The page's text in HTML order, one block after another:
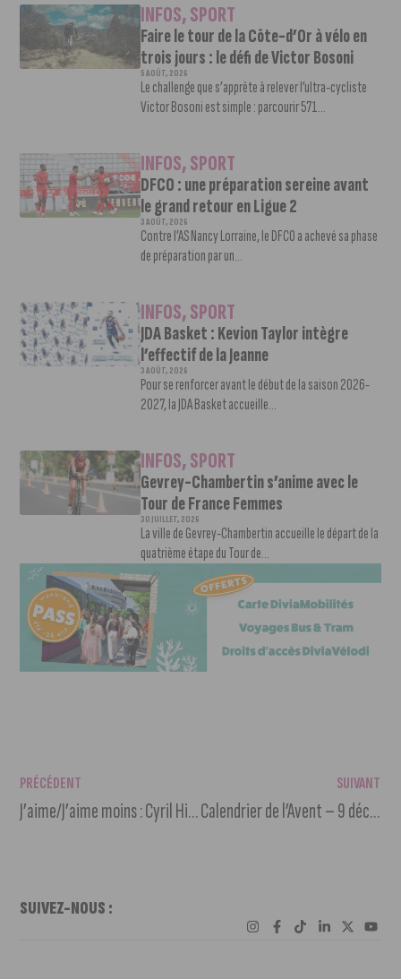
INFOS,SPORT
Faire le tour de la Côte-d’Or à vélo en
trois jours : le défi de Victor Bosoni
5 AOÛT, 2026
Le challenge que s’apprête à relever l’ultra-cycliste
Victor Bosoni est simple : parcourir 571...
INFOS,SPORT
DFCO : une préparation sereine avant
le grand retour en Ligue 2
3 AOÛT, 2026
Contre l’AS Nancy Lorraine, le DFCO a achevé sa phase
de préparation par un...
INFOS,SPORT
JDA Basket : Kevion Taylor intègre
l’effectif de la Jeanne
3 AOÛT, 2026
Pour se renforcer avant le début de la saison 2026-
2027, la JDA Basket accueille...
INFOS,SPORT
Gevrey-Chambertin s’anime avec le
Tour de France Femmes
30 JUILLET, 2026
La ville de Gevrey-Chambertin accueille le départ de la
quatrième étape du Tour de...
PRÉCÉDENT
J’aime/J’aime moins : Cyril Hinaut
SUIVANT
Calendrier de l’Avent – 9 décembre
SUIVEZ-NOUS :